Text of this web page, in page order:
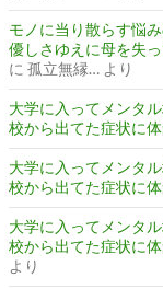
モノに当り散らす悩
優しさゆえに母を失
に 孤立無縁… より
大学に入ってメンタ
校から出てた症状に
大学に入ってメンタ
校から出てた症状に
大学に入ってメンタ
校から出てた症状に
より